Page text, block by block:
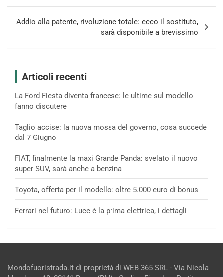
Addio alla patente, rivoluzione totale: ecco il sostituto,
sarà disponibile a brevissimo
Articoli recenti
La Ford Fiesta diventa francese: le ultime sul modello
fanno discutere
Taglio accise: la nuova mossa del governo, cosa succede
dal 7 Giugno
FIAT, finalmente la maxi Grande Panda: svelato il nuovo
super SUV, sarà anche a benzina
Toyota, offerta per il modello: oltre 5.000 euro di bonus
Ferrari nel futuro: Luce è la prima elettrica, i dettagli
Mondofuoristrada.it di proprietà di WEB 365 SRL - Via Nicola